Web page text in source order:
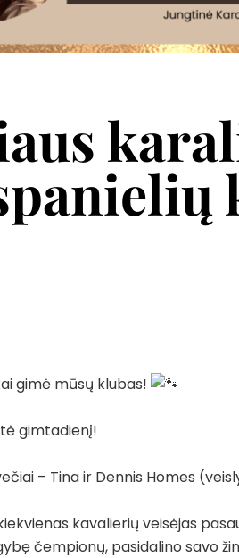
gimė mūsų klubas!
gimtadienį!
– Tina ir Dennis Homes
kavalierių veisėjas
čempionų, pasidalino savo